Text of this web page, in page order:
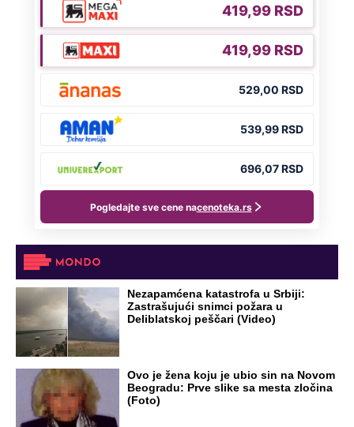
Nezapamćena katastrofa u Srbiji:
Zastrašujući snimci požara u
Deliblatskoj peščari (Video)
Ovo je žena koju je ubio sin na Novom
Beogradu: Prve slike sa mesta zločina
(Foto)